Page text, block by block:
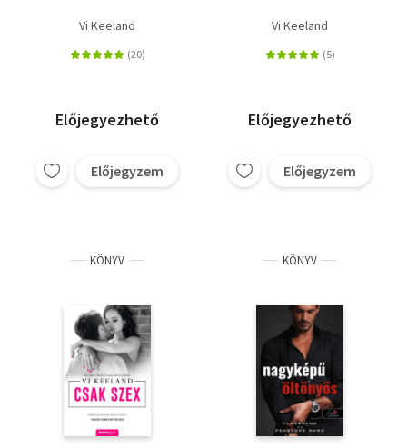
Vi Keeland
Előjegyezhető
Előjegyzem
Vi Keeland
Előjegyezhető
Előjegyzem
KÖNYV KÖNYV